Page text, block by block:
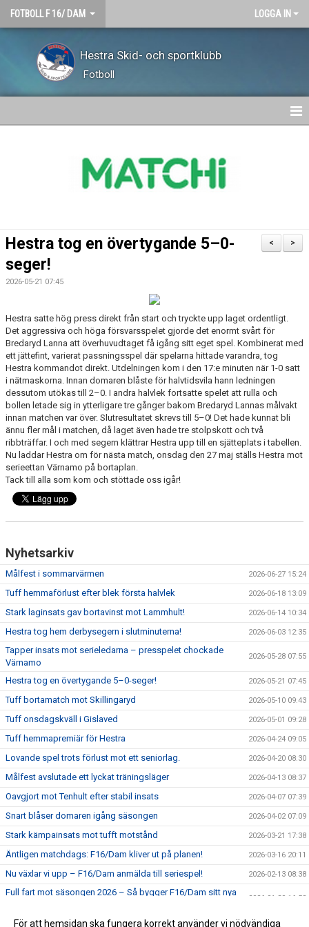
FOTBOLL F 16/ DAM LOGGA IN
Hestra Skid- och sportklubb
Fotboll
MATCHER
KONTAKT
>
<
Hestra tog en övertygande 5–0-
seger!
2026-05-21 07:45
Hestra satte hög press direkt från start och tryckte upp laget ordentligt.
Det aggressiva och höga försvarsspelet gjorde det enormt svårt för
Bredaryd Lanna att överhuvudtaget få igång sitt eget spel. Kombinerat med
ett jättefint, varierat passningsspel där spelarna hittade varandra, tog
Hestra kommandot direkt. Utdelningen kom i den 17:e minuten när 1-0 satt
i nätmaskorna. Innan domaren blåste för halvtidsvila hann ledningen
dessutom utökas till 2–0. I andra halvlek fortsatte spelet att rulla och
bollen letade sig in ytterligare tre gånger bakom Bredaryd Lannas målvakt
innan matchen var över. Slutresultatet skrevs till 5–0! Det hade kunnat bli
ännu fler mål i matchen, då laget även hade tre stolpskott och två
ribbträffar. I och med segern klättrar Hestra upp till en sjätteplats i tabellen.
Nu laddar Hestra om för nästa match, onsdag den 27 maj ställs Hestra mot
serieettan Värnamo på bortaplan.
Tack till alla som kom och stöttade oss igår!
Nyhetsarkiv
Målfest i sommarvärmen 2026-06-27 15:24
Tuff hemmaförlust efter blek första halvlek 2026-06-18 13:09
Stark laginsats gav bortavinst mot Lammhult! 2026-06-14 10:34
Hestra tog hem derbysegern i slutminuterna! 2026-06-03 12:35
Tapper insats mot serieledarna – presspelet chockade
Värnamo
2026-05-28 07:55
Hestra tog en övertygande 5–0-seger! 2026-05-21 07:45
Tuff bortamatch mot Skillingaryd 2026-05-10 09:43
Tuff onsdagskväll i Gislaved 2026-05-01 09:28
Tuff hemmapremiär för Hestra 2026-04-24 09:05
Lovande spel trots förlust mot ett seniorlag. 2026-04-20 08:30
Målfest avslutade ett lyckat träningsläger 2026-04-13 08:37
Oavgjort mot Tenhult efter stabil insats 2026-04-07 07:39
Snart blåser domaren igång säsongen 2026-04-02 07:09
Stark kämpainsats mot tufft motstånd 2026-03-21 17:38
Äntligen matchdags: F16/Dam kliver ut på planen! 2026-03-16 20:11
Nu växlar vi upp – F16/Dam anmälda till seriespel! 2026-02-13 08:38
Full fart mot säsongen 2026 – Så bygger F16/Dam sitt nya
2026-01-30 16:58
Satsning på framtiden – F16/Dam startar! 2026-01-05 11:52
För att hemsidan ska fungera korrekt använder vi nödvändiga